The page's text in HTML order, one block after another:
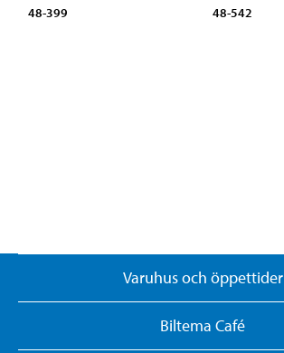
48-399 48-542
Varuhus och öppettider
Biltema Café